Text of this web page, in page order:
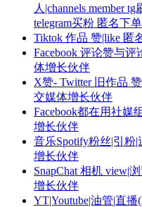
人|channels member
telegram买粉 匿名
Tiktok 作品 赞|like
Facebook 评论赞与
体增长伙伴
X赞- Twitter 旧作品
交媒体增长伙伴
Facebook都在用社
增长伙伴
音乐Spotify粉丝|引
增长伙伴
SnapChat 相机
增长伙伴
YT|Youtube|油管|直